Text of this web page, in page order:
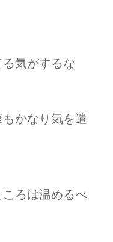
気がするな
かなり気を遣
ろは温めるべ